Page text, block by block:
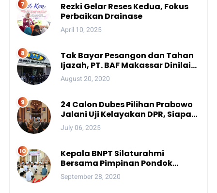
Rezki Gelar Reses Kedua, Fokus
Perbaikan Drainase
April 10, 2025
Tak Bayar Pesangon dan Tahan
Ijazah, PT. BAF Makassar Dinilai
Wajib Dibekukan
August 20, 2020
24 Calon Dubes Pilihan Prabowo
Jalani Uji Kelayakan DPR, Siapa
Saja Mereka?
July 06, 2025
Kepala BNPT Silaturahmi
Bersama Pimpinan Pondok
Pesantren Se-Sulsel
September 28, 2020